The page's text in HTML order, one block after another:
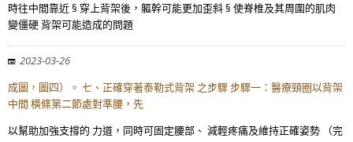
時往中間靠近 § 穿上背架後，軀幹可能更加歪斜 § 使脊椎及其周圍的肌肉
變僵硬 背架可能造成的問題
2023-03-26
成圖，圖四）。 七、正確穿著泰勒式背架 之步驟 步驟一：醫療頸圈以背架
中間 橫條第二節處對準腰，先
以幫助加強支撐的 力道，同時可固定腰部、 減輕疼痛及維持正確姿勢 （完